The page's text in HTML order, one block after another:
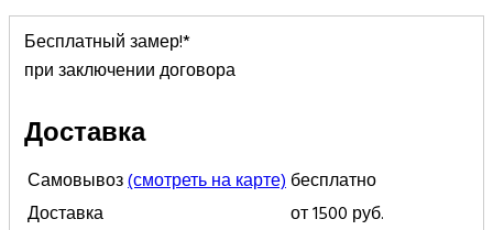
Бесплатный замер!*
при заключении договора
Доставка
Самовывоз(смотреть на карте)бесплатно
Доставка
от 1500 руб.